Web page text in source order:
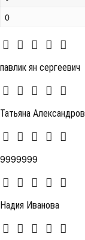
0
павлик ян сергеевич
Татьяна
9999999
Надия Иванова